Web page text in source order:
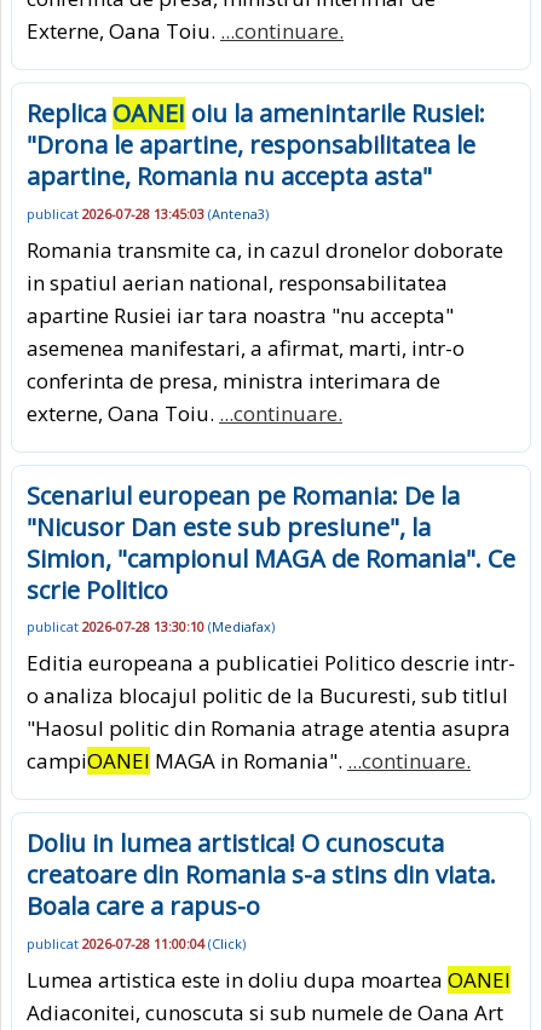
Externe, Oana Toiu. ...continuare.
Replica OANEI oiu la amenintarile Rusiei:
"Drona le apartine, responsabilitatea le
apartine, Romania nu accepta asta"
publicat 2026-07-28 13:45:03 (Antena3)
Romania transmite ca, in cazul dronelor doborate
in spatiul aerian national, responsabilitatea
apartine Rusiei iar tara noastra "nu accepta"
asemenea manifestari, a afirmat, marti, intr-o
conferinta de presa, ministra interimara de
externe, Oana Toiu. ...continuare.
Scenariul european pe Romania: De la
"Nicusor Dan este sub presiune", la
Simion, "campionul MAGA de Romania". Ce
scrie Politico
publicat 2026-07-28 13:30:10 (Mediafax)
Editia europeana a publicatiei Politico descrie intr-
o analiza blocajul politic de la Bucuresti, sub titlul
"Haosul politic din Romania atrage atentia asupra
campiOANEI MAGA in Romania". ...continuare.
Doliu in lumea artistica! O cunoscuta
creatoare din Romania s-a stins din viata.
Boala care a rapus-o
publicat 2026-07-28 11:00:04(Click)
Lumea artistica este in doliu dupa moartea OANEI
Adiaconitei, cunoscuta si sub numele de Oana Art